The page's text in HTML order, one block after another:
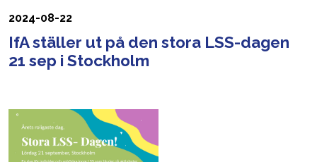
2024-08-22
IfA ställer ut på den stora LSS-dagen
21 sep i Stockholm